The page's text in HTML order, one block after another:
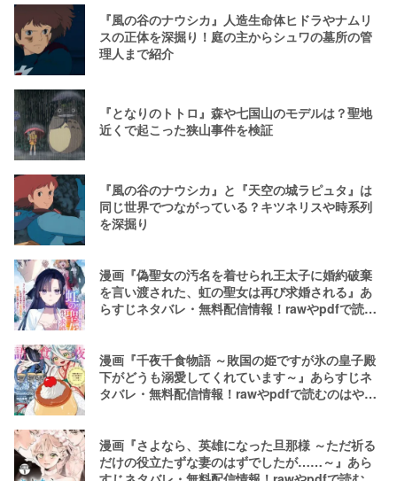
『風の谷のナウシカ』人造生命体ヒドラやナムリ
スの正体を深掘り！庭の主からシュワの墓所の管
理人まで紹介
『となりのトトロ』森や七国山のモデルは？聖地
近くで起こった狭山事件を検証
『風の谷のナウシカ』と『天空の城ラピュタ』は
同じ世界でつながっている？キツネリスや時系列
を深掘り
漫画『偽聖女の汚名を着せられ王太子に婚約破棄
を言い渡された、虹の聖女は再び求婚される』あ
らすじネタバレ・無料配信情報！rawやpdfで読む
漫画『千夜千食物語 ～敗国の姫ですが氷の皇子殿
下がどうも溺愛してくれています～』あらすじネ
タバレ・無料配信情報！rawやpdfで読むのはやめ
漫画『さよなら、英雄になった旦那様 ～ただ祈る
だけの役立たずな妻のはずでしたが……～』あら